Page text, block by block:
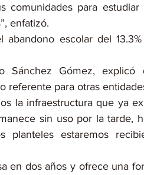
comunidades para
enfatizó.
escolar del
Sánchez Gómez,
referente para otras
la infraestructura que ya
sin uso por la tarde,
planteles estaremos
en dos años y ofrece una